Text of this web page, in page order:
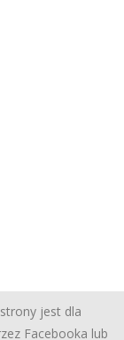
jest dla
Facebooka lub